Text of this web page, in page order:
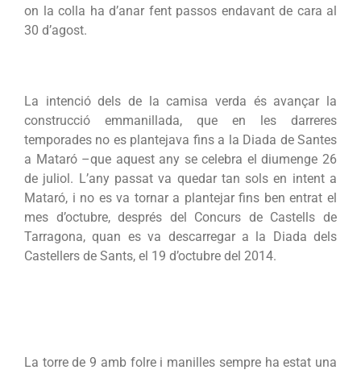
on la colla ha d’anar fent passos endavant de cara al
30 d’agost.
La intenció dels de la camisa verda és avançar la
construcció emmanillada, que en les darreres
temporades no es plantejava fins a la Diada de Santes
a Mataró –que aquest any se celebra el diumenge 26
de juliol. L’any passat va quedar tan sols en intent a
Mataró, i no es va tornar a plantejar fins ben entrat el
mes d’octubre, després del Concurs de Castells de
Tarragona, quan es va descarregar a la Diada dels
Castellers de Sants, el 19 d’octubre del 2014.
La torre de 9 amb folre i manilles sempre ha estat una